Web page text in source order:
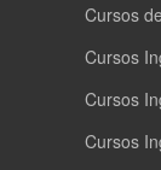
Cursos
Cursos
Cursos
Cursos